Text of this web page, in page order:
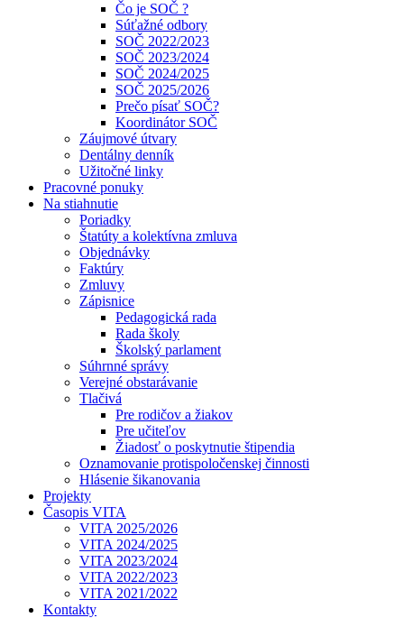
Čo je SOČ ?
Súťažné odbory
SOČ 2022/2023
SOČ 2023/2024
SOČ 2024/2025
SOČ 2025/2026
Prečo písať SOČ?
Koordinátor SOČ
Záujmové útvary
Dentálny denník
Užitočné linky
Pracovné ponuky
Na stiahnutie
Poriadky
Štatúty a kolektívna zmluva
Objednávky
Faktúry
Zmluvy
Zápisnice
Pedagogická rada
Rada školy
Školský parlament
Súhrnné správy
Verejné obstarávanie
Tlačivá
Pre rodičov a žiakov
Pre učiteľov
Žiadosť o poskytnutie štipendia
Oznamovanie protispoločenskej činnosti
Hlásenie šikanovania
Projekty
Časopis VITA
VITA 2025/2026
VITA 2024/2025
VITA 2023/2024
VITA 2022/2023
VITA 2021/2022
Kontakty